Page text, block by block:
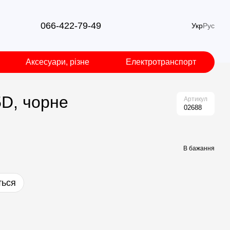
066-422-79-49 УкрРус
Аксесуари, різне Електротранспорт
чорне Артикул
02688
В бажання